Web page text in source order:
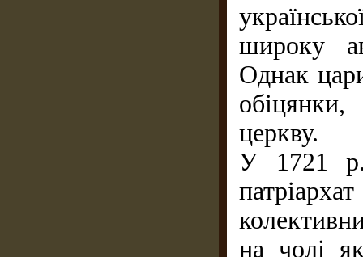
широку
Однак
церкву.
У 1721 р.
на чолі